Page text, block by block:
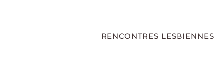
RENCONTRES LESBIENNES